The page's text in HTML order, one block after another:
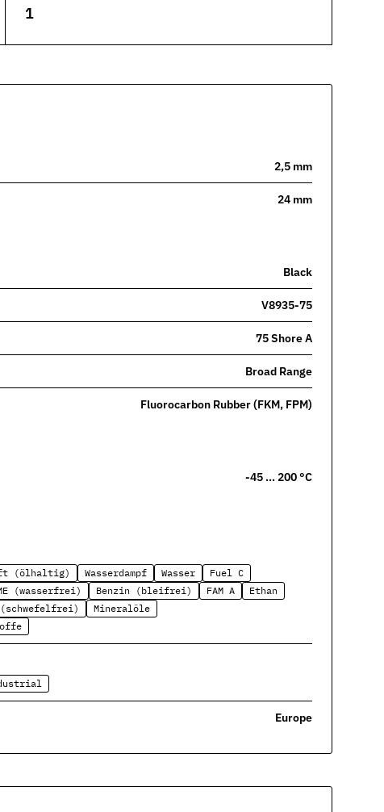
1
2,5 mm
24 mm
Black
V8935-75
75 Shore A
Broad Range
Fluorocarbon Rubber (FKM, FPM)
-45 … 200 °C
(ölhaltig) Wasserdampf Wasser
Fuel C
(wasserfrei) Benzin (bleifrei) FAM A
Ethan
Mineralöle
Europe